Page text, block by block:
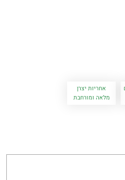
אחריות יצרן
מלאה ומורחבת